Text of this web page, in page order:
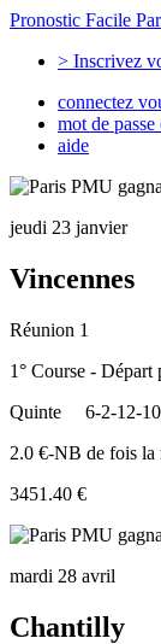
Pronostic Facile
> Inscrivez
connectez
mot de
aide
jeudi 23 janvier
Vincennes
Réunion 1
1° Course - Départ
Quinte
6-2-12-
2.0 €-NB de fois la
3451.40 €
mardi 28 avril
Chantilly